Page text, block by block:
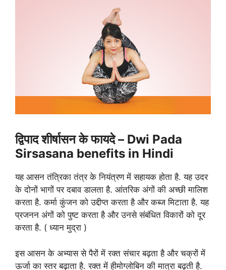
द्विपाद शीर्षासन के फायदे – Dwi Pada
Sirsasana benefits in Hindi
यह आसन तंत्रिका तंत्र के नियंत्रण में सहायक होता है. यह उदर
के दोनों भागों पर दबाव डालता है. आंतरिक अंगों की अच्छी मालिश
करता है. कर्मा कुंजन को उद्दीप्त करता है और कब्ज मिटाता है. यह
प्रजनन अंगों को पुष्ट करता है और उनसे संबंधित विकारों को दूर
करता है. ( ध्यान मुद्रा )
इस आसन के अभ्यास से पैरों में रक्त संचार बढ़ता है और चक्रों में
ऊर्जा का स्तर बढ़ाता है. रक्त में हीमोग्लोबिन की मात्रा बढ़ती है.